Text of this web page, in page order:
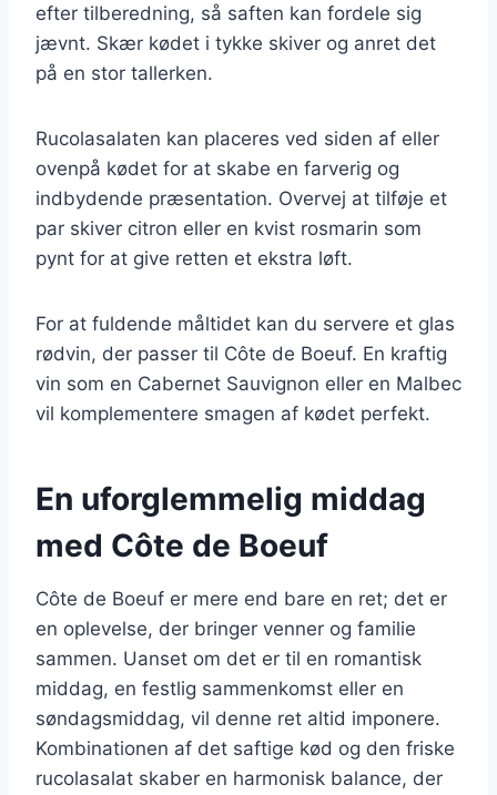
efter tilberedning, så saften kan fordele sig
jævnt. Skær kødet i tykke skiver og anret det
på en stor tallerken.
Rucolasalaten kan placeres ved siden af eller
ovenpå kødet for at skabe en farverig og
indbydende præsentation. Overvej at tilføje et
par skiver citron eller en kvist rosmarin som
pynt for at give retten et ekstra løft.
For at fuldende måltidet kan du servere et glas
rødvin, der passer til Côte de Boeuf. En kraftig
vin som en Cabernet Sauvignon eller en Malbec
vil komplementere smagen af kødet perfekt.
En uforglemmelig middag
med Côte de Boeuf
Côte de Boeuf er mere end bare en ret; det er
en oplevelse, der bringer venner og familie
sammen. Uanset om det er til en romantisk
middag, en festlig sammenkomst eller en
søndagsmiddag, vil denne ret altid imponere.
Kombinationen af det saftige kød og den friske
rucolasalat skaber en harmonisk balance, der